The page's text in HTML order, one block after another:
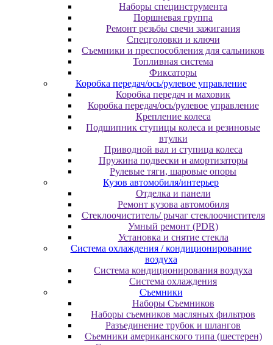
Наборы специнструмента
Поршневая группа
Ремонт резьбы свечи зажигания
Спецголовки и ключи
Съемники и преспособления для сальников
Топливная система
Фиксаторы
Коробка передач/ось/рулевое управление
Коробка передач и маховик
Коробка передач/ось/рулевое управление
Крепление колеса
Подшипник ступицы колеса и резиновые
втулки
Приводной вал и ступица колеса
Пружина подвески и амортизаторы
Рулевые тяги, шаровые опоры
Кузов автомобиля/интерьер
Отделка и панели
Ремонт кузова автомобиля
Стеклоочиститель/ рычаг стеклоочистителя
Умный ремонт (PDR)
Установка и снятие стекла
Система охлаждения / кондиционирование
воздуха
Система кондиционирования воздуха
Система охлаждения
Съемники
Наборы Съемников
Наборы съемников масляных фильтров
Разъединение трубок и шлангов
Съемники американского типа (шестерен)